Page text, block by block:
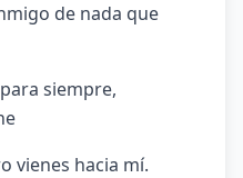
de nada que
siempre,
vienes hacia mí.